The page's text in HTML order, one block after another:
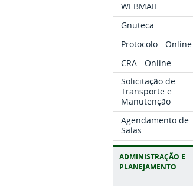
WEBMAIL
Gnuteca
Protocolo - Online
CRA - Online
Solicitação de
Transporte e
Manutenção
Agendamento de
Salas
ADMINISTRAÇÃO E
PLANEJAMENTO